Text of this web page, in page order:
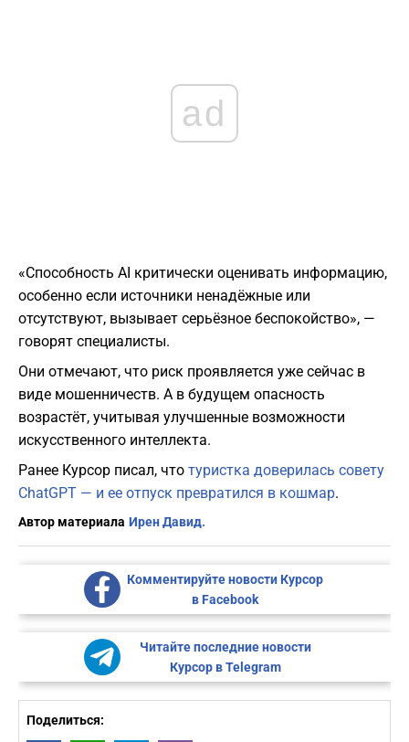
ad
«Способность AI критически оценивать информацию,
особенно если источники ненадёжные или
отсутствуют, вызывает серьёзное беспокойство», —
говорят специалисты.
Они отмечают, что риск проявляется уже сейчас в
виде мошенничеств. А в будущем опасность
возрастёт, учитывая улучшенные возможности
искусственного интеллекта.
Ранее Курсор писал, что туристка доверилась совету
ChatGPT — и ее отпуск превратился в кошмар.
Автор материала Ирен Давид.
Комментируйте новости Курсор
в Facebook
Читайте последние новости
Курсор в Telegram
Поделиться: